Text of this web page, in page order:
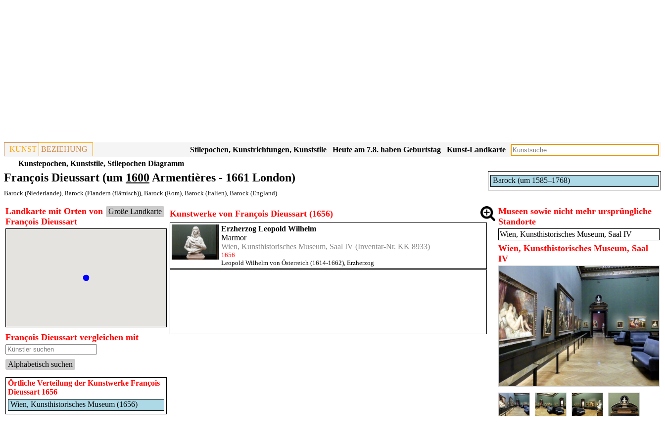
KUNST BEZIEHUNG Kunst-Landkarte
Heute am 7.8. haben Geburtstag
Stilepochen, Kunstrichtungen, Kunststile
Kunstepochen, Kunststile, Stilepochen Diagramm
Barock (um 1585–1768)
François Dieussart (um 1600 Armentières - 1661 London)
Barock (Niederlande), Barock (Flandern (flämisch)), Barock (Rom), Barock (Italien), Barock (England)
Große Landkarte
Landkarte mit Orten von
François Dieussart
François Dieussart vergleichen mit
Alphabetisch suchen
Örtliche Verteilung der Kunstwerke François
Dieussart 1656
Wien, Kunsthistorisches Museum (1656)
Kunstwerke von François Dieussart (1656)
Erzherzog Leopold Wilhelm
Marmor
Wien, Kunsthistorisches Museum, Saal IV (Inventar-Nr. KK 8933)
1656
Leopold Wilhelm von Österreich (1614-1662), Erzherzog
Museen sowie nicht mehr ursprüngliche
Standorte
Wien, Kunsthistorisches Museum, Saal IV
Wien, Kunsthistorisches Museum, Saal
IV